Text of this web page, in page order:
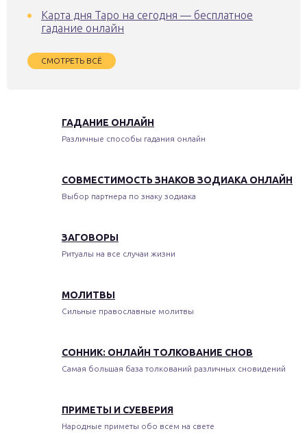
Карта дня Таро на сегодня — бесплатное
гадание онлайн
СМОТРЕТЬ ВСЁ
ГАДАНИЕ ОНЛАЙН
Различные способы гадания онлайн
СОВМЕСТИМОСТЬ ЗНАКОВ ЗОДИАКА ОНЛАЙН
Выбор партнера по знаку зодиака
ЗАГОВОРЫ
Ритуалы на все случаи жизни
МОЛИТВЫ
Сильные православные молитвы
СОННИК: ОНЛАЙН ТОЛКОВАНИЕ СНОВ
Самая большая база толкований различных сновидений
ПРИМЕТЫ И СУЕВЕРИЯ
Народные приметы обо всем на свете